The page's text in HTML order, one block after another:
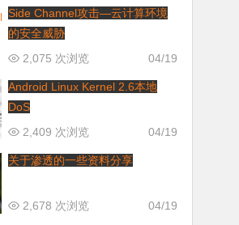
Side Channel攻击—云计算环境
的安全威胁
04/19
2,075 次浏览
Android Linux Kernel 2.6本地
DoS
04/19
2,409 次浏览
关于渗透的一些资料分享
04/19
2,678 次浏览